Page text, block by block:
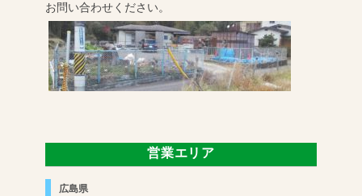
お問い合わせください。
営業エリア
広島県